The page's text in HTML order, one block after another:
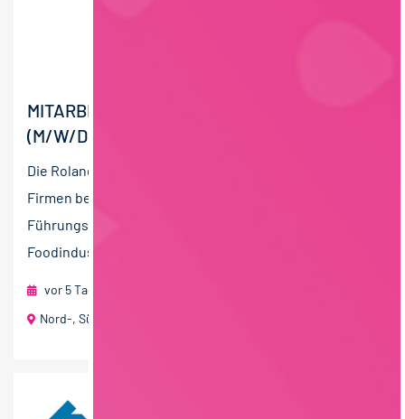
MITARBEITER QUALITÄTSSICHERUNG
(M/W/D)
Die Roland Berndt Managementberatung unterstützt
Firmen bei der Suche und Auswahl nach
Führungskräften. Wir sind spezialisiert auf die
Foodindustrie. ...
vor 5 Tagen
Nord-, Süd- und Ostdeutschland